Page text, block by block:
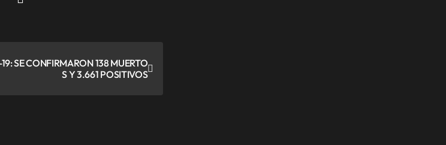
SE CONFIRMARON 138 MUERTO
S Y 3.661 POSITIVOS